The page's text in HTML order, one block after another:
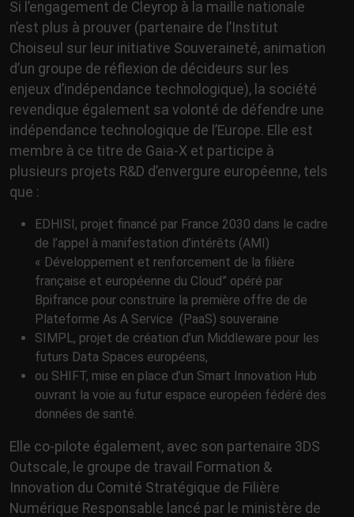
Si l’engagement de Cleyrop à la maille nationale
n’est plus à prouver (partenaire de l’Institut
Choiseul sur leur initiative Souveraineté, animation
d’un groupe de réflexion de décideurs sur les
enjeux d’indépendance technologique), la société
revendique également sa volonté de défendre une
indépendance technologique de l’Europe. Elle est
membre à ce titre de Gaia-X et participe à
plusieurs projets R&D d’envergure européenne, tels
que :
EDHISI, projet financé par France 2030 dans le cadre
de l’appel à manifestation d’intérêts (AMI)
« Développement et renforcement de la filière
française et européenne du Cloud” opéré par
Bpifrance pour construire la première offre de de
Plateforme As A Service (PaaS) souveraine
SIMPL, projet de création d’un Middleware pour les
futurs Data Spaces européens,
ou SHIFT, mise en place d’un Smart Innovation Hub
ouvrant la voie au futur espace européen fédéré des
données de santé.
Elle co-pilote également, avec son partenaire 3DS
Outscale, le groupe de travail Formation &
Innovation du Comité Stratégique de Filière
Numérique Responsable lancé par le ministère de